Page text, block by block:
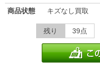
商品状態
キズなし買取
残り 39点